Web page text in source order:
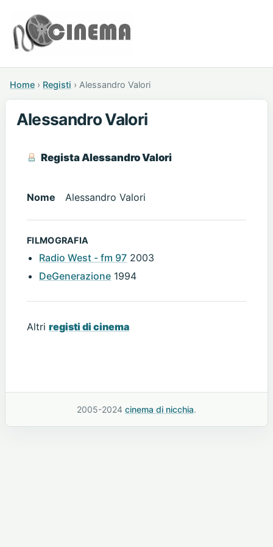
Home › Registi › Alessandro Valori
Alessandro Valori
Regista Alessandro Valori
Nome Alessandro Valori
FILMOGRAFIA
Radio West - fm 97 2003
DeGenerazione 1994
Altriregisti di cinema
2005-2024 cinema di nicchia.